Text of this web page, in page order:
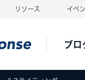
リソース イベ
ブロ